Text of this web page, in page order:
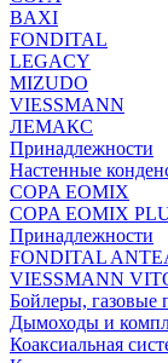
BAXI
FONDITAL
LEGACY
MIZUDO
VIESSMANN
ЛЕМАКС
Принадлежности
Настенные
COPA EOMIX
COPA EOMIX
Принадлежности
FONDITAL
VIESSMANN
Бойлеры, газовые
Дымоходы и
Коаксиальная